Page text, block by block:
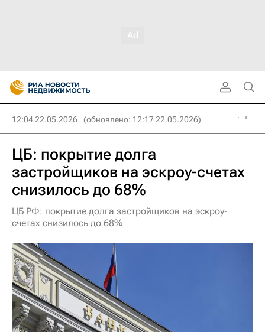
12:04 22.05.2026 (обновлено: 12:17 22.05.2026)
ЦБ: покрытие долга
застройщиков на эскроу-счетах
снизилось до 68%
ЦБ РФ: покрытие долга застройщиков на эскроу-
счетах снизилось до 68%